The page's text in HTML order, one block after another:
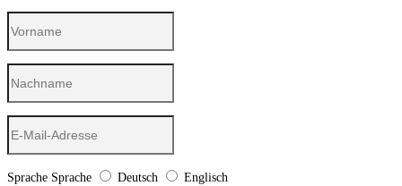
Sprache Sprache Deutsch Englisch